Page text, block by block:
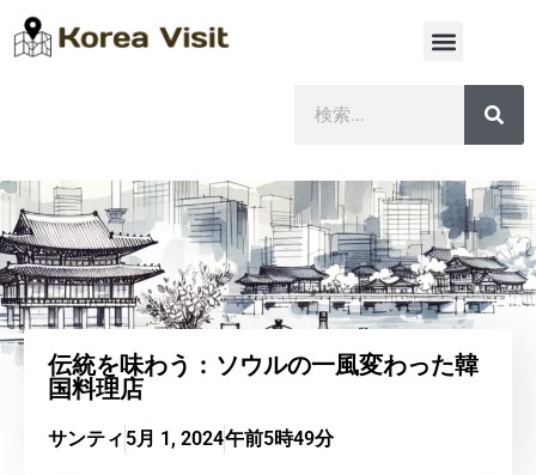
伝統を味わう：ソウルの一風変わった韓
国料理店
サンティ 5月 1, 2024午前5時49分